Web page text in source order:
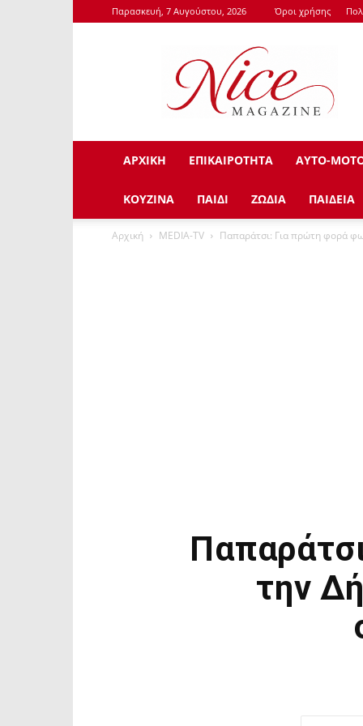
Παρασκευή, 7 Αυγούστου, 2026 Όροι χρήσης
NiceMagazine.Gr
ΑΡΧΙΚΗ ΕΠΙΚΑΙΡΟΤΗΤΑ ΑΥΤΟ-
ΚΟΥΖΙΝΑ ΠΑΙΔΙ ΖΩΔΙΑ ΠΑΙΔΕΙΑ
Αρχική ΜEDIA-TV Παπαράτσι: Για πρώτη φορά
την